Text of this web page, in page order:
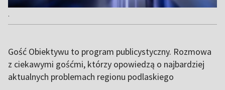
.
Gość Obiektywu to program publicystyczny. Rozmowa
z ciekawymi gośćmi, którzy opowiedzą o najbardziej
aktualnych problemach regionu podlaskiego